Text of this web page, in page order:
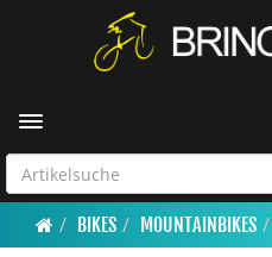
Toggle navigation
BIKES MOUNTAINBIKES